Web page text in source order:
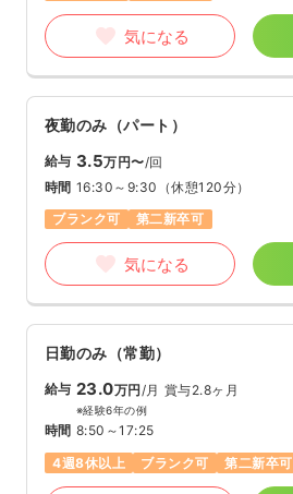
気になる
夜勤のみ（パート）
給与 3.5万円〜/回
時間 16:30～9:30 （休憩120分）
ブランク可
第二新卒可
気になる
日勤のみ（常勤）
給与 23.0万円/月 賞与2.8ヶ月
※経験6年の例
時間 8:50～17:25
4週8休以上
ブランク可 第二新卒可